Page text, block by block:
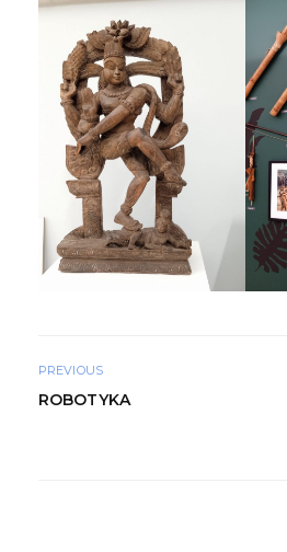
PREVIOUS
ROBOTYKA